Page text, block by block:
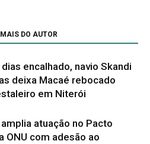
MAIS DO AUTOR
encalhado, navio Skandi
deixa Macaé rebocado
em Niterói
atuação no Pacto
ONU com adesão ao